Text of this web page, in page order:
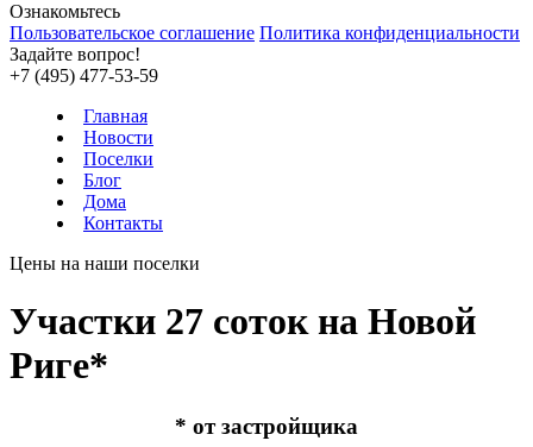
Ознакомьтесь
Пользовательское соглашение Политика конфиденциальности
Задайте вопрос!
+7 (495) 477-53-59
Главная
Новости
Поселки
Блог
Дома
Контакты
Цены на наши поселки
Участки 27 соток на Новой
Риге*
* от застройщика